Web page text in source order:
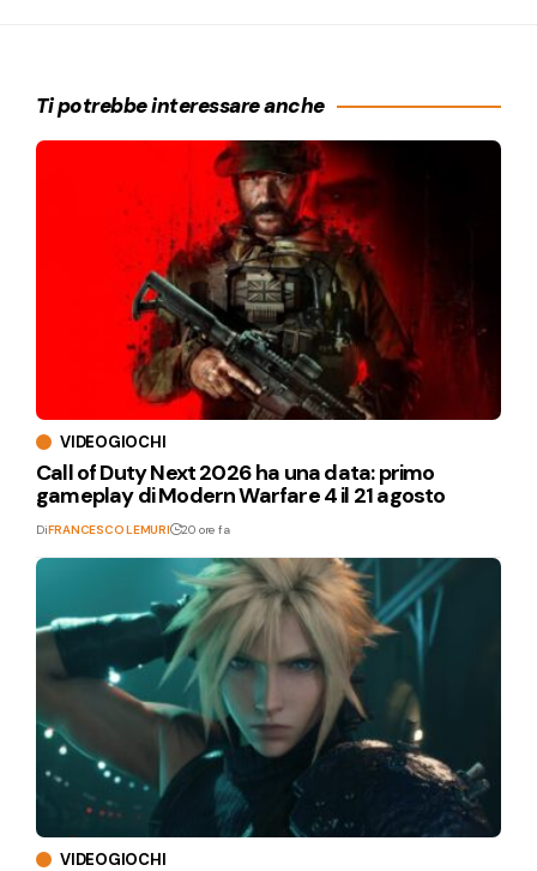
Ti potrebbe interessare anche
VIDEOGIOCHI
Call of Duty Next 2026 ha una data: primo
gameplay di Modern Warfare 4 il 21 agosto
DiFRANCESCO LEMURI 20 ore fa
VIDEOGIOCHI